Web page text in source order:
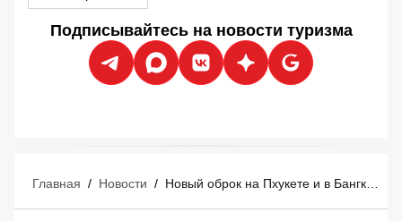
Подписывайтесь на новости туризма
Главная / Новости /